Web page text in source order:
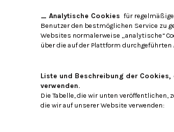
_ Analytische Cookies für
Benutzer den bestmöglichen Service zu
Websites normalerweise „analytische“
über die auf der Plattform
Liste und Beschreibung der
verwenden.
Die Tabelle, die wir unten veröffentlichen,
die wir auf unserer Website verwenden: